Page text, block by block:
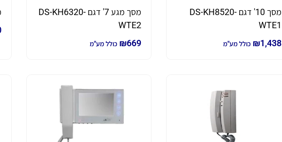
מסך 10' דגם DS-KH8520-
WTE1
₪1,438 כולל מע"מ
מסך מגע 7' דגם DS-KH6320-
WTE2
₪669 כולל מע"מ